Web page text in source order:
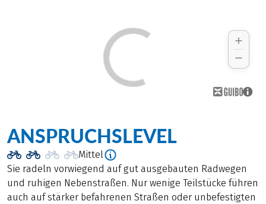
ANSPRUCHSLEVEL
Mittel
Sie radeln vorwiegend auf gut ausgebauten Radwegen
und ruhigen Nebenstraßen. Nur wenige Teilstücke führen
auch auf stärker befahrenen Straßen oder unbefestigten